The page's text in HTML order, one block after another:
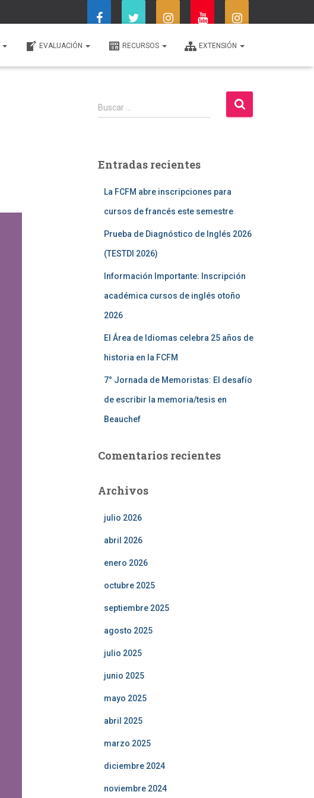
EVALUACIÓN RECURSOS EXTENSIÓN
B
u
r
Buscar …
Entradas recientes
La FCFM abre inscripciones para
cursos de francés este semestre
Prueba de Diagnóstico de Inglés 2026
(TESTDI 2026)
Información Importante: Inscripción
académica cursos de inglés otoño
2026
El Área de Idiomas celebra 25 años de
historia en la FCFM
7° Jornada de Memoristas: El desafío
de escribir la memoria/tesis en
Beauchef
Comentarios recientes
Archivos
julio 2026
abril 2026
enero 2026
octubre 2025
septiembre 2025
agosto 2025
julio 2025
junio 2025
mayo 2025
abril 2025
marzo 2025
diciembre 2024
noviembre 2024